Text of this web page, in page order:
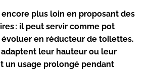
plus loin en proposant des
: il peut servir comme pot
en réducteur de toilettes.
adaptent leur hauteur ou leur
un usage prolongé pendant